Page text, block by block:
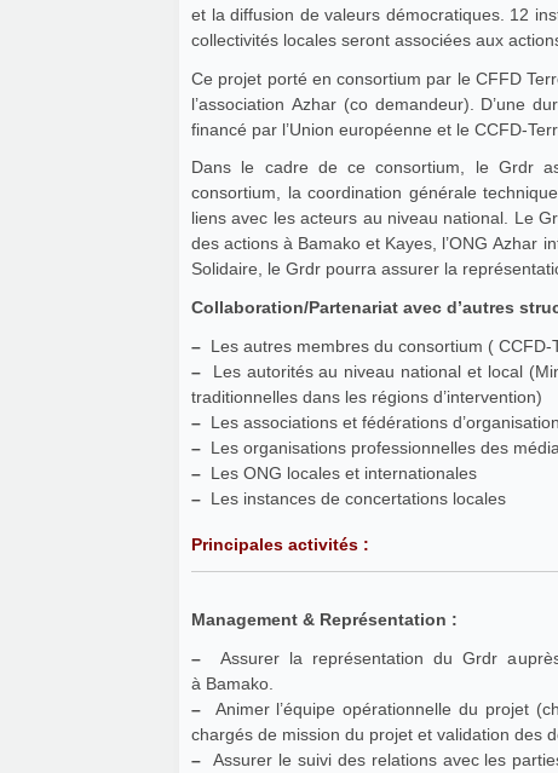
et la diffusion de valeurs démocratiques. 12
collectivités locales seront associées aux
Ce projet porté en consortium par le CFFD
l’association Azhar (co demandeur). D’une
financé par l’Union européenne et le CCFD-
Dans le cadre de ce consortium, le Grdr
consortium, la coordination générale
liens avec les acteurs au niveau national. Le
des actions à Bamako et Kayes, l’ONG Azhar
Solidaire, le Grdr pourra assurer la
Collaboration/Partenariat avec d’autres
–
Les autres membres du consortium (
– Les autorités au niveau national et local
traditionnelles dans les régions d’intervention)
– Les associations et fédérations
– Les organisations professionnelles des
– Les ONG locales et internationales
–
Les instances de concertations locales
Principales activités :
Management & Représentation :
– Assurer la représentation du Grdr
à Bamako.
– Animer l’équipe opérationnelle du projet
chargés de mission du projet et validation des
– Assurer le suivi des relations avec les parties